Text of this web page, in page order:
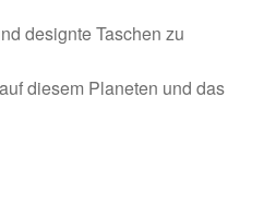
designte Taschen zu
diesem Planeten und das